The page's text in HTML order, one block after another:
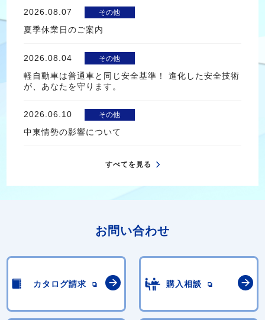
2026.08.07 その他
夏季休業日のご案内
2026.08.04 その他
軽自動車は普通車と同じ安全基準！ 進化した安全技術
が、あなたを守ります。
2026.06.10 その他
中東情勢の影響について
すべてを見る
お問い合わせ
カタログ請求 購入相談